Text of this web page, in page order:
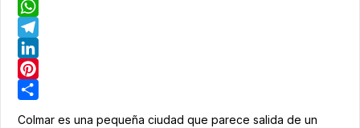
Twitter
WhatsApp
Telegram
LinkedIn
Pinterest
Colmar es una pequeña ciudad que parece salida de un